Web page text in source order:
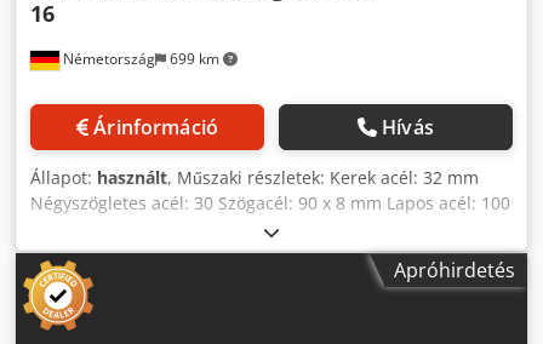
Németország 699 km
16
Árinformáció Hívás
Állapot: használt, Műszaki részletek: Kerek acél: 32 mm
Négyszögletes acél: 30 Szögacél: 90 x 8 mm Lapos acél: 100
x 18 mm Penge hossza: 220 mm Dodpfxsu Icghe Anxskr
Nyírási löketszám: max. 30 löket/perc p.min. Működési
feszültség: 220/380-50 V Névleges áram: 15,8/8,55
Csatlakoztatott terhelés: 4,8 kW A gép súlya kb.: kb. 1,1
tonna Méretek LxSxH: 0,8 x 1,2 x 1,3 m Kapacitás - Lemez:
Apróhirdetés